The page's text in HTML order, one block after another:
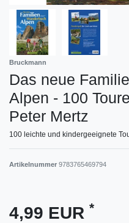
Bruckmann
Das neue
Alpen - 100
Peter Mertz
100 leichte und kindergeeignete
Artikelnummer 9783765469794
4,99 EUR *